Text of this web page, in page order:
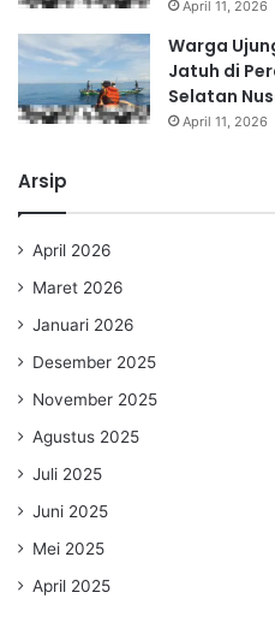
April 11, 2026
Warga
Jatuh di
Selatan
April 11, 2026
Arsip
April 2026
Maret 2026
Januari 2026
Desember 2025
November 2025
Agustus 2025
Juli 2025
Juni 2025
Mei 2025
April 2025